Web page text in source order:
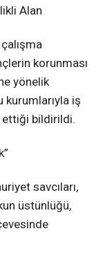
Alan
korunması
yönelik
iş
ettiği bildirildi.
savcıları,
üstünlüğü,